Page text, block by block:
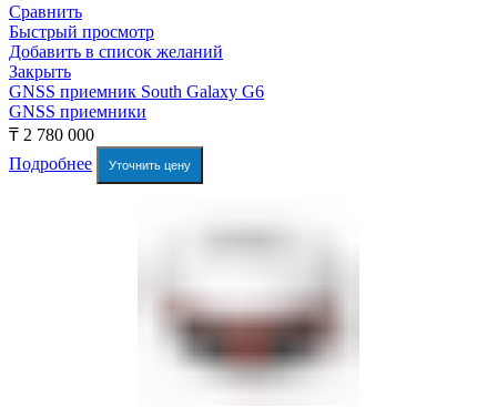
Сравнить
Быстрый просмотр
Добавить в список желаний
Закрыть
GNSS приемник South Galaxy G6
GNSS приемники
₸ 2 780 000
Подробнее
Уточнить цену